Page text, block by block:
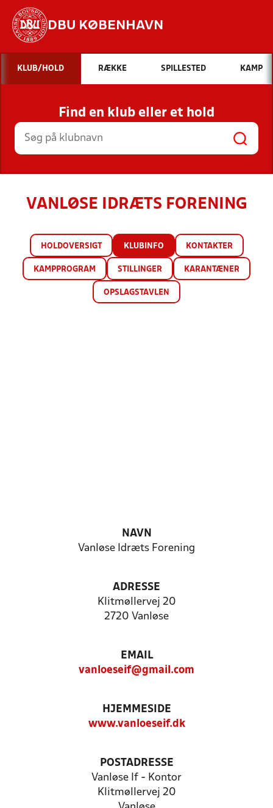
DBU KØBENHAVN
Hvad vil du søge efter?
INDHOLD OG NYHEDER
STILLINGER, RESULTATER, KLUBBER OG
HOLD
KLUB/HOLD RÆKKE SPILLESTED KAMP
Find en klub eller et hold
VANLØSE IDRÆTS FORENING
HOLDOVERSIGT KLUBINFO KONTAKTER
KAMPPROGRAM STILLINGER KARANTÆNER
OPSLAGSTAVLEN
NAVN
Vanløse Idræts Forening
ADRESSE
Klitmøllervej 20
2720 Vanløse
EMAIL
vanloeseif@gmail.com
HJEMMESIDE
www.vanloeseif.dk
POSTADRESSE
Vanløse If - Kontor
Klitmøllervej 20